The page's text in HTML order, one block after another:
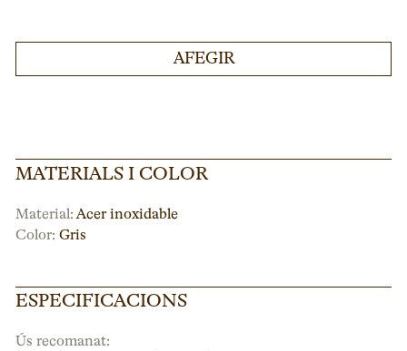
AFEGIR
MATERIALS I COLOR
Material: Acer inoxidable
Color: Gris
ESPECIFICACIONS
Ús recomanat: